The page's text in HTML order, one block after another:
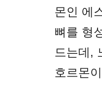
몬인 에
뼈를 형
드는데,
호르몬